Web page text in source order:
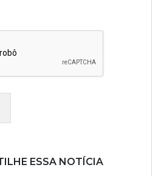
ESSA NOTÍCIA